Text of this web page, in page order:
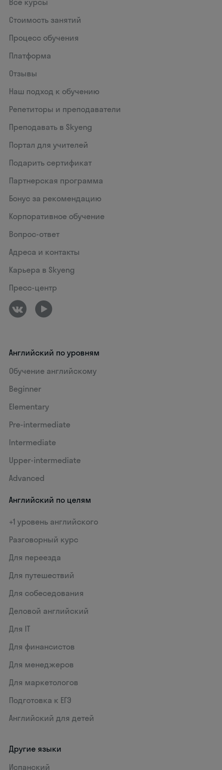
Все курсы
Стоимость занятий
Процесс обучения
Платформа
Отзывы
Наш подход к обучению
Репетиторы и преподаватели
Преподавать в Skyeng
Портал для учителей
Подарить сертификат
Партнерская программа
Бонус за рекомендацию
Корпоративное обучение
Вопрос-ответ
Адреса и контакты
Карьера в Skyeng
Пресс-центр
Английский по уровням
Обучение английскому
Beginner
Elementary
Pre-intermediate
Intermediate
Upper-intermediate
Advanced
Английский по целям
+1 уровень английского
Разговорный курс
Для переезда
Для путешествий
Для собеседования
Деловой английский
Для IT
Для финансистов
Для менеджеров
Для маркетологов
Подготовка к ЕГЭ
Английский для детей
Другие языки
Испанский